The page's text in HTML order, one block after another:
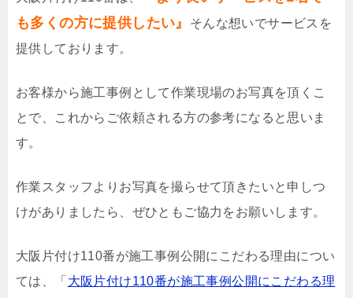
も多くの方に提供したい』
そんな想いでサービスを
提供しております。
お客様から施工事例として作業現場のお写真を頂くこ
とで、これからご依頼される方の参考になると思いま
す。
作業スタッフよりお写真を撮らせて頂きたいと申しつ
けがありましたら、ぜひともご協力をお願いします。
大阪片付け110番が施工事例公開にこだわる理由につい
ては、「 大阪片付け110番が施工事例公開にこだわる理